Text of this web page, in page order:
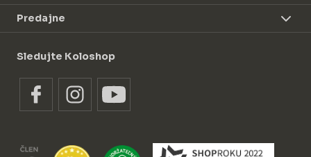
Predajne
Sledujte Koloshop